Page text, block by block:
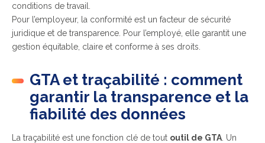
conditions de travail.
Pour l’employeur, la conformité est un facteur de sécurité
juridique et de transparence. Pour l’employé, elle garantit une
gestion équitable, claire et conforme à ses droits.
GTA et traçabilité : comment
garantir la transparence et la
fiabilité des données
La traçabilité est une fonction clé de tout outil de GTA . Un